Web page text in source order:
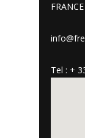
FRANCE
Tel : +